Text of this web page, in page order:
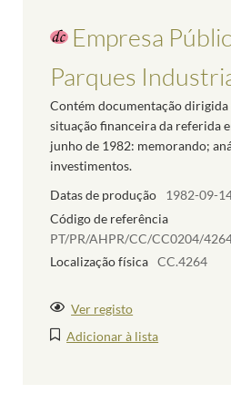
Empresa
Parques
Contém documentação dirigida
situação financeira da referida
junho de 1982: memorando;
investimentos.
Datas de produção
1982-09-
Código de referência
PT/PR/AHPR/CC/CC0204/
Localização física CC.4264
Ver registo
Adicionar à lista